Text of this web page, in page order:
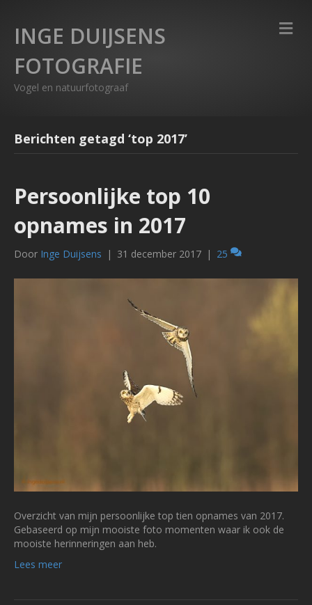
INGE DUIJSENS
FOTOGRAFIE
Vogel en natuurfotograaf
Berichten getagd ‘top 2017’
Persoonlijke top 10
opnames in 2017
Door Inge Duijsens | 31 december 2017 | 25
Overzicht van mijn persoonlijke top tien opnames van 2017.
Gebaseerd op mijn mooiste foto momenten waar ik ook de
mooiste herinneringen aan heb.
Lees meer